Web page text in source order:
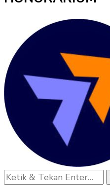
Mencari
Sesuatu?